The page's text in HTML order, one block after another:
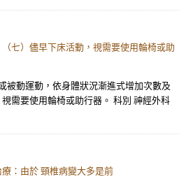
七）儘早下床活動，視需要使用輪椅或助
被動運動，依身體狀況漸進式增加次數及
需要使用輪椅或助行器。 科別 神經外科
：由於 頸椎病變大多是前